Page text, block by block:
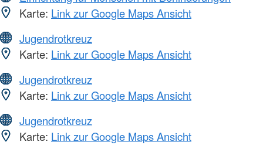
Karte: Link zur Google Maps Ansicht
Jugendrotkreuz
Karte: Link zur Google Maps Ansicht
Jugendrotkreuz
Karte: Link zur Google Maps Ansicht
Jugendrotkreuz
Karte: Link zur Google Maps Ansicht